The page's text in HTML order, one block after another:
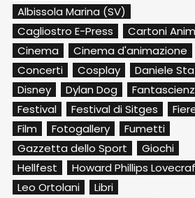
Albissola Marina (SV)
Cagliostro E-Press
Cartoni
Cinema
Cinema d'animazione
Concerti
Cosplay
Daniele
Disney
Dylan Dog
Festival
Festival di Sitges
Film
Fotogallery
Fumetti
Gazzetta dello Sport
Giochi
Hellfest
Howard Phillips
Leo Ortolani
Libri